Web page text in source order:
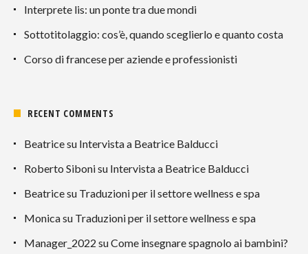
Interprete lis: un ponte tra due mondi
Sottotitolaggio: cos’è, quando sceglierlo e quanto costa
Corso di francese per aziende e professionisti
RECENT COMMENTS
Beatricesu Intervista a Beatrice Balducci
Roberto Sibonisu Intervista a Beatrice Balducci
Beatricesu Traduzioni per il settore wellness e spa
Monicasu Traduzioni per il settore wellness e spa
Manager_2022 suCome insegnare spagnolo ai bambini?